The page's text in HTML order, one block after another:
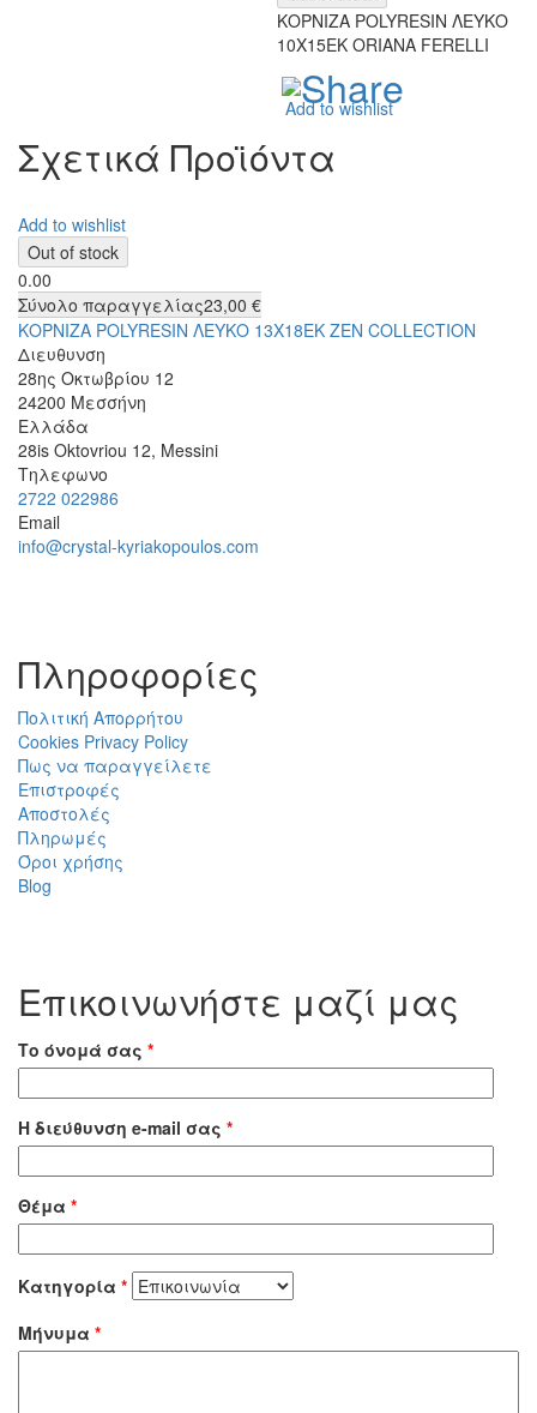
ΚΟΡΝΙΖΑ POLYRESIN ΛΕΥΚΟ
10Χ15ΕΚ ORIANA FERELLI
Add to wishlist
Σχετικά Προϊόντα
Add to wishlist
0.00
Σύνολο παραγγελίας23,00 €
ΚΟΡΝΙΖΑ POLYRESIN ΛΕΥΚΟ 13Χ18ΕΚ ZEN COLLECTION
Διευθυνση
28ης Οκτωβρίου 12
24200 Μεσσήνη
Ελλάδα
28is Oktovriou 12, Messini
Τηλεφωνο
2722 022986
Email
info@crystal-kyriakopoulos.com
Πληροφορίες
Πολιτική Απορρήτου
Cookies Privacy Policy
Πως να παραγγείλετε
Επιστροφές
Αποστολές
Πληρωμές
Όροι χρήσης
Blog
Επικοινωνήστε μαζί μας
Το όνομά σας *
Η διεύθυνση e-mail σας *
Θέμα *
Κατηγορία *
Μήνυμα *